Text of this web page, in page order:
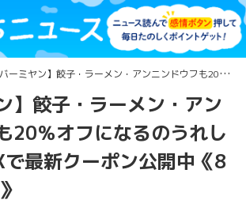
ーミヤン】餃子・ラーメン・アンニンドウフも20％オフになるのうれしい...！公式Xで最新クーポン公開中《8月19日まで》
】餃子・ラーメン・アン
20％オフになるのうれし
最新クーポン公開中《8